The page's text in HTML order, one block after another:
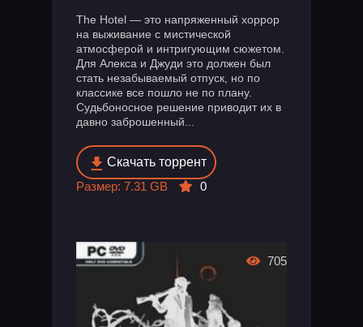
The Hotel — это напряженный хоррор
на выживание с мистической
атмосферой и интригующим сюжетом.
Для Алекса и Джуди это должен был
стать незабываемый отпуск, но по
классике все пошло не по плану.
Судьбоносное решение приводит их в
давно заброшенный...
Скачать торрент
Размер: 7.31 GB
0
705